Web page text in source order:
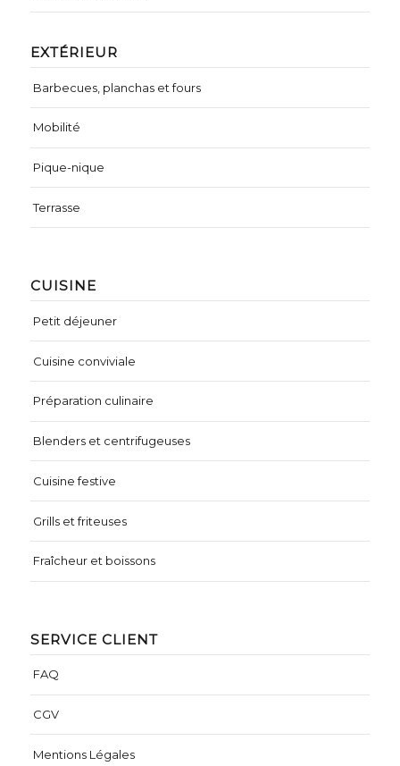
CUISINE
Petit déjeuner
Cuisine conviviale
Préparation culinaire
Blenders et centrifugeuses
Cuisine festive
Grills et friteuses
Fraîcheur et boissons
EXTÉRIEUR
Barbecues, planchas et fours
Mobilité
Pique-nique
Terrasse
SERVICE CLIENT
FAQ
CGV
Mentions Légales